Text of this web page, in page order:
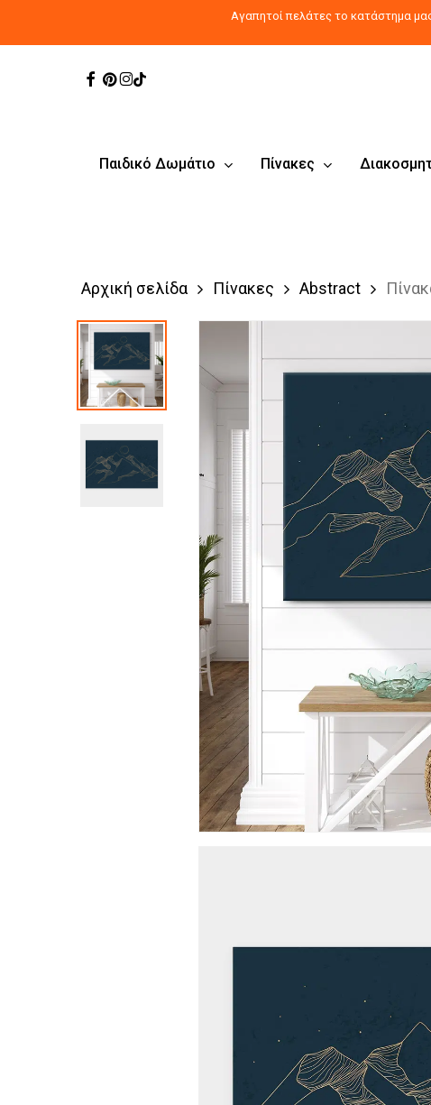
Αγαπητοί πελάτες το κατάστημα
to
Products
search
Facebook
Pinterest
Instagram
Tiktok
Παιδικό Δωμάτιο Πίνακες
Αρχική σελίδα Πίνακες Abstract